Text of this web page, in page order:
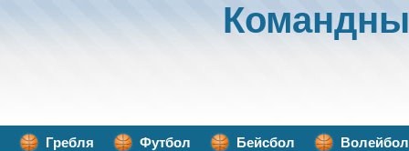
Гребля Футбол Бейсбол Волейбол